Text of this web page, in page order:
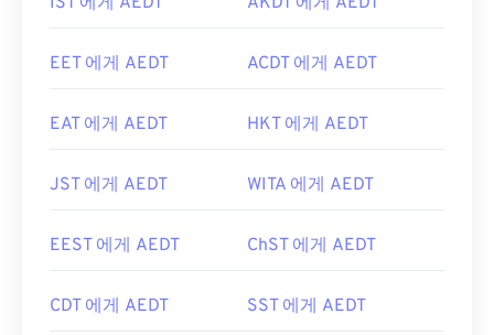
EET 에게 AEDT ACDT 에게 AEDT
EAT 에게 AEDT HKT 에게 AEDT
JST 에게 AEDT WITA 에게 AEDT
EEST 에게 AEDT ChST 에게 AEDT
CDT 에게 AEDT SST 에게 AEDT